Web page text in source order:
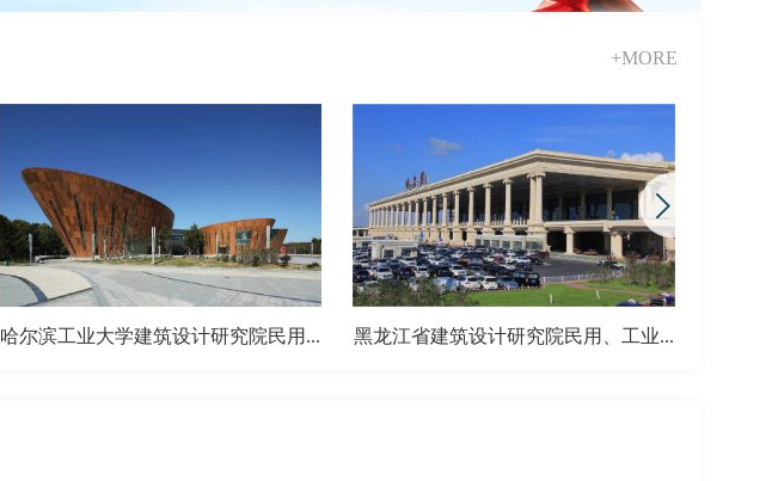
+MORE
哈尔滨工业大学建筑设计研究院民用... 黑龙江省建筑设计研究院民用、工业...